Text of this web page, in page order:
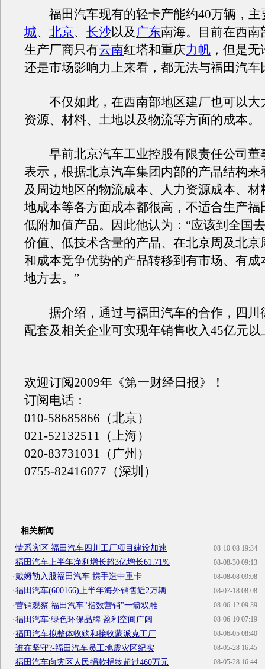
福田汽车现有的轻卡产能约40万辆，主
城、 北京、 长沙以及 广东南海。目前在西南
生产厂商只有云南红塔和重庆力帆 ，但是
还是市场影响力上来看，都无法与福田汽车
不仅如此，在西南部地区建厂也可以大
资源、材料、土地以及物流等方面的成本。
早前北京汽车工业控股有限责任公司董
表示，根据北京汽车集团内部的产品结构来
及周边地区的物流成本、人力资源成本、材
地成本等各方面成本都很高，不适合生产福
低附加值产品。因此他认为：“应该到全国
价值、低技术含量的产品、在北京周及北京
和成本竞争优势的产品转移到有市场、有成
地方去。”
据介绍，通过与福田汽车的合作，四川
配套及相关企业可实现年销售收入45亿元以
欢迎订阅2009年《第一财经日报》！
订阅电话：
010-58685866（北京）
021-52132511（上海）
020-83731031（广州）
0755-82416077（深圳）
相关新闻
08-10-08 19:34
·情系灾区 福田汽车四川工厂项目建设加速
08-08-30 09:13
·福田汽车上半年净利增长超3亿增长61.71%
08-08-08 09:08
·戴姆勒入股福田汽车 携手造中重卡
08-07-18 08:08
·福田汽车(600166)上半年海外销售近2万辆
08-06-12 09:39
·营销观察 福田汽车"指数营销"一箭双雕
08-06-10 07:19
·福田汽车:绿色环保品牌 盈利空间广阔
08-06-05 08:40
·福田汽车拟整体收购和接收蒙派克工厂
08-05-28 16:45
·谁在坚守?-福田汽车员工地震灾区纪实
08-05-28 16:44
·福田汽车向灾区人民捐款捐物超过460万元